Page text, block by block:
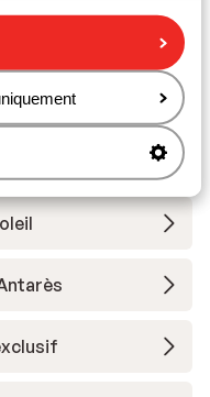
Dromonts &
L’Amara
- Prix exclusif